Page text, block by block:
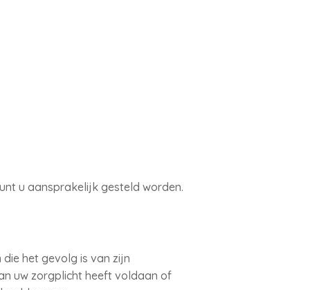
u aansprakelijk gesteld worden.
het gevolg is van zijn
uw zorgplicht heeft voldaan of